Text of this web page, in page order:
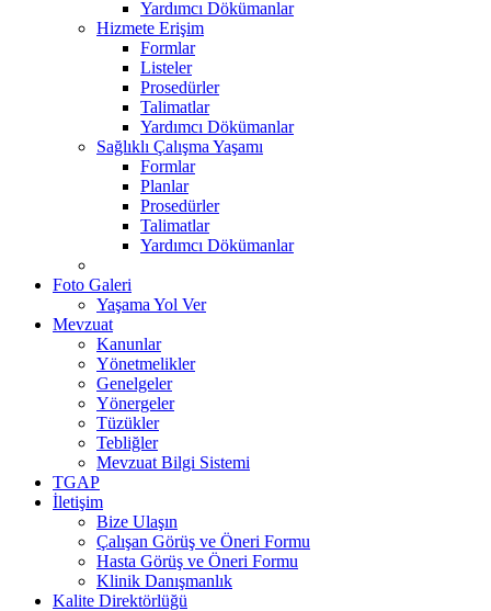
Yardımcı Dökümanlar
Hizmete Erişim
Formlar
Listeler
Prosedürler
Talimatlar
Yardımcı Dökümanlar
Sağlıklı Çalışma Yaşamı
Formlar
Planlar
Prosedürler
Talimatlar
Yardımcı Dökümanlar
Foto Galeri
Yaşama Yol Ver
Mevzuat
Kanunlar
Yönetmelikler
Genelgeler
Yönergeler
Tüzükler
Tebliğler
Mevzuat Bilgi Sistemi
TGAP
İletişim
Bize Ulaşın
Çalışan Görüş ve Öneri Formu
Hasta Görüş ve Öneri Formu
Klinik Danışmanlık
Kalite Direktörlüğü